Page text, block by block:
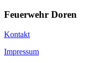
Feuerwehr Doren
Kontakt
Impressum